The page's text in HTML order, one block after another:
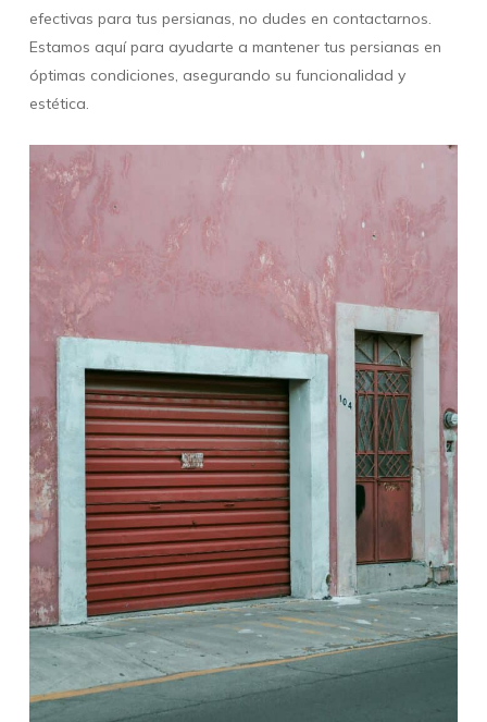
efectivas para tus persianas, no dudes en contactarnos.
Estamos aquí para ayudarte a mantener tus persianas en
óptimas condiciones, asegurando su funcionalidad y
estética.